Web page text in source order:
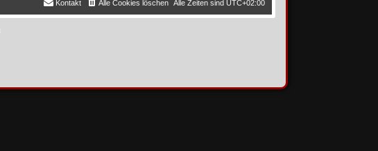
Alle Zeiten sindUTC+02:00
Alle Cookies löschen
Kontakt